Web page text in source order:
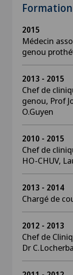
Formation
2015
Médecin
genou
2013 - 2015
Chef de
genou, Prof
O.Guyen
2010 - 2015
Chef de
HO-CHUV,
2013 - 2014
Chargé de
2012 - 2013
Chef de
Dr